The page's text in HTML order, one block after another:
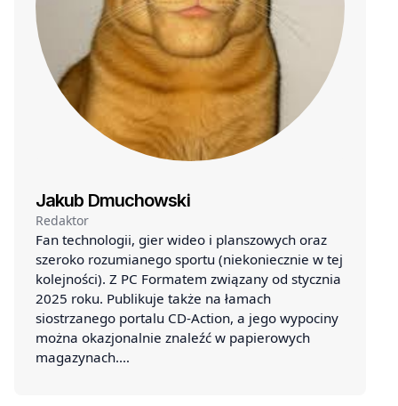
Jakub Dmuchowski
Redaktor
Fan technologii, gier wideo i planszowych oraz
szeroko rozumianego sportu (niekoniecznie w tej
kolejności). Z PC Formatem związany od stycznia
2025 roku. Publikuje także na łamach
siostrzanego portalu CD-Action, a jego wypociny
można okazjonalnie znaleźć w papierowych
magazynach.…